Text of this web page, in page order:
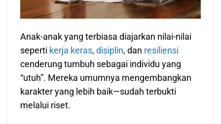
Anak-anak yang terbiasa diajarkan nilai-nilai
seperti kerja keras,disiplin, dan resiliensi
cenderung tumbuh sebagai individu yang
“utuh”. Mereka umumnya mengembangkan
karakter yang lebih baik—sudah terbukti
melalui riset.